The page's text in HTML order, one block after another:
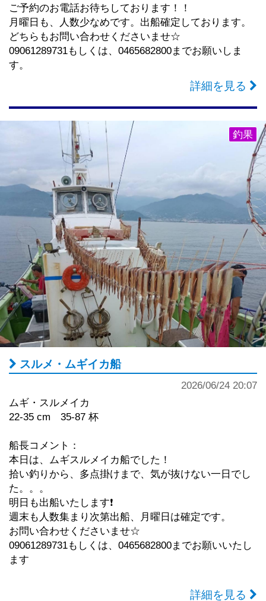
ご予約のお電話お待ちしております！！
月曜日も、人数少なめです。出船確定しております。
どちらもお問い合わせくださいませ☆
09061289731もしくは、0465682800までお願いしま
す。
詳細を見る
釣果
スルメ・ムギイカ船
2026/06/24 20:07
ムギ・スルメイカ
22-35 cm 35-87 杯
船長コメント：
本日は、ムギスルメイカ船でした！
拾い釣りから、多点掛けまで、気が抜けない一日でし
た。。。
明日も出船いたします❗️
週末も人数集まり次第出船、月曜日は確定です。
お問い合わせくださいませ☆
09061289731もしくは、0465682800までお願いいたし
ます
詳細を見る